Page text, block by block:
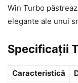
Win Turbo
elegante ale unui
Specificații
Caracteristică